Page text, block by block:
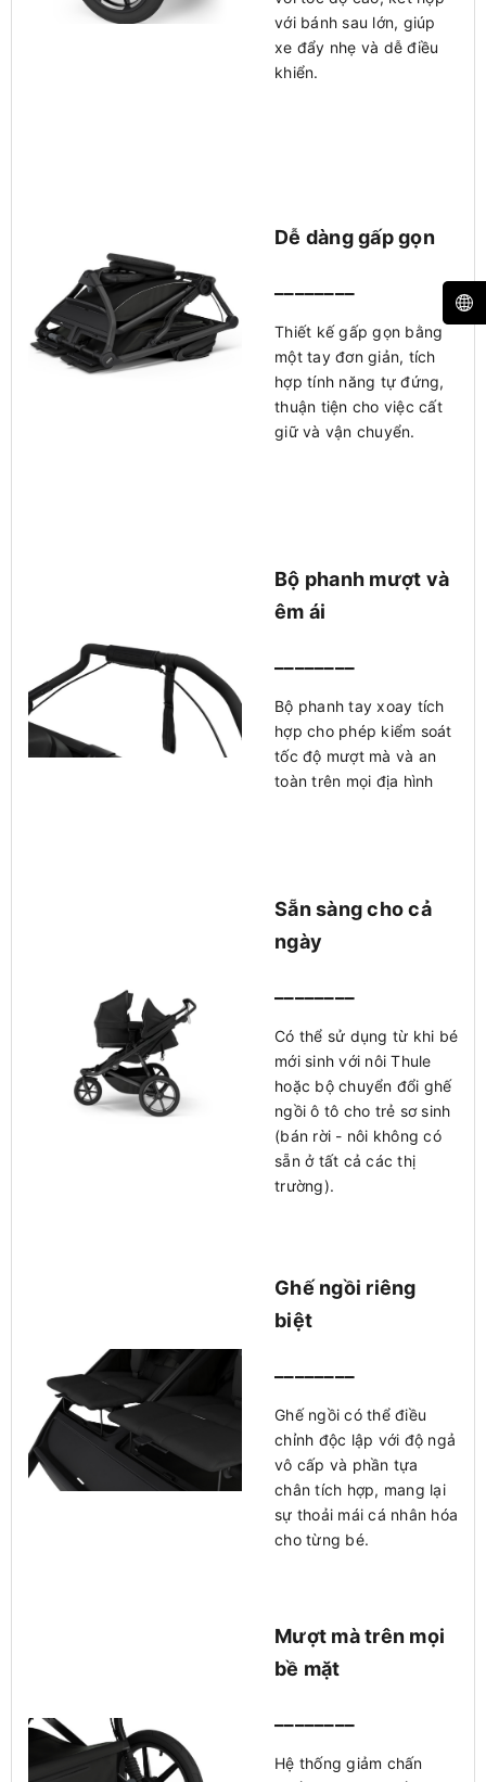
với bánh sau lớn, giúp
xe đẩy nhẹ và dễ điều
khiển.
Dễ dàng gấp gọn
Thiết kế gấp gọn bằng
một tay đơn giản, tích
hợp tính năng tự đứng,
thuận tiện cho việc cất
giữ và vận chuyển.
Bộ phanh mượt và
êm ái
Bộ phanh tay xoay tích
hợp cho phép kiểm soát
tốc độ mượt mà và an
toàn trên mọi địa hình
Sẵn sàng cho cả
ngày
Có thể sử dụng từ khi bé
mới sinh với nôi Thule
hoặc bộ chuyển đổi ghế
ngồi ô tô cho trẻ sơ sinh
(bán rời - nôi không có
sẵn ở tất cả các thị
trường).
Ghế ngồi riêng
biệt
Ghế ngồi có thể điều
chỉnh độc lập với độ ngả
vô cấp và phần tựa
chân tích hợp, mang lại
sự thoải mái cá nhân hóa
cho từng bé.
Mượt mà trên mọi
bề mặt
Hệ thống giảm chấn